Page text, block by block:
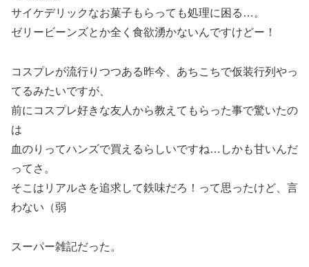
サイケデリックなお菓子もらっても処理に困る…。
ゼリービーンズとか全く食欲湧かないんですけどー！
コスプレが流行りつつある昨今、あちこちで仮装行列やっ
てるみたいですが、
前にコスプレ好きな友人から教えてもらった事で驚いたの
は
血のりってハンズで買えるらしいですね…しかも甘いんだ
ってさ。
そこはリアルさを追求して鉄味だろ！って思ったけど、言
わない（弱
スーパー雑記だった。